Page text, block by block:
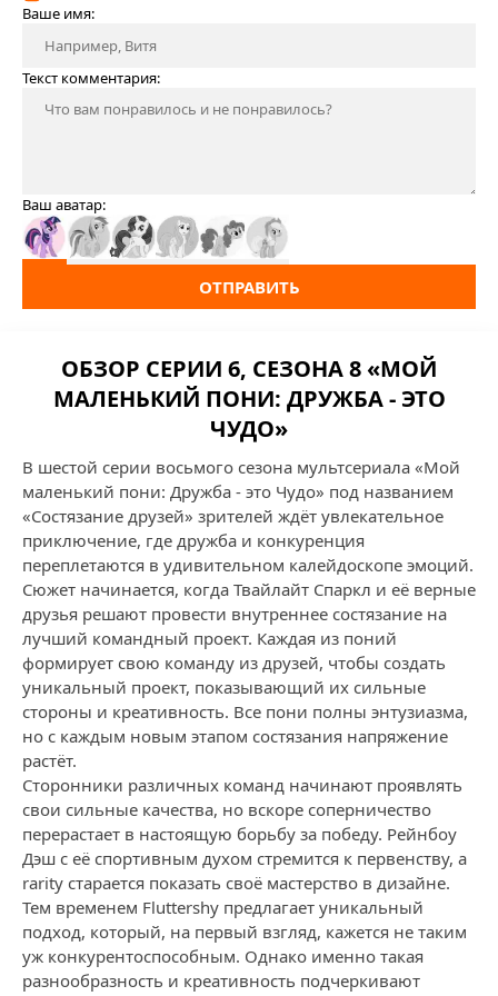
Ваше имя:
Текст комментария:
Ваш аватар:
ОТПРАВИТЬ
ОБЗОР СЕРИИ 6, СЕЗОНА 8 «МОЙ
МАЛЕНЬКИЙ ПОНИ: ДРУЖБА - ЭТО
ЧУДО»
В шестой серии восьмого сезона мультсериала «Мой
маленький пони: Дружба - это Чудо» под названием
«Состязание друзей» зрителей ждёт увлекательное
приключение, где дружба и конкуренция
переплетаются в удивительном калейдоскопе эмоций.
Сюжет начинается, когда Твайлайт Спаркл и её верные
друзья решают провести внутреннее состязание на
лучший командный проект. Каждая из поний
формирует свою команду из друзей, чтобы создать
уникальный проект, показывающий их сильные
стороны и креативность. Все пони полны энтузиазма,
но с каждым новым этапом состязания напряжение
растёт.
Сторонники различных команд начинают проявлять
свои сильные качества, но вскоре соперничество
перерастает в настоящую борьбу за победу. Рейнбоу
Дэш с её спортивным духом стремится к первенству, а
rarity старается показать своё мастерство в дизайне.
Тем временем Fluttershy предлагает уникальный
подход, который, на первый взгляд, кажется не таким
уж конкурентоспособным. Однако именно такая
разнообразность и креативность подчеркивают